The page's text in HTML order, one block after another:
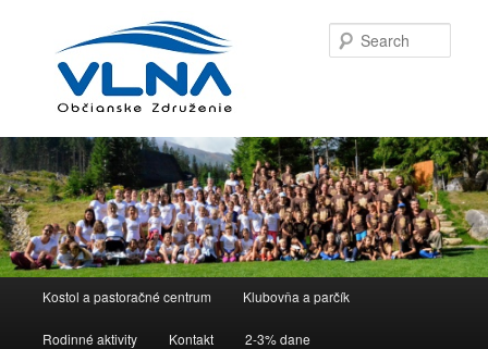
Skip to primary content
Skip to secondary content
Kostol a pastoračné centrum Klubovňa a parčík
Rodinné aktivity Kontakt 2-3% dane